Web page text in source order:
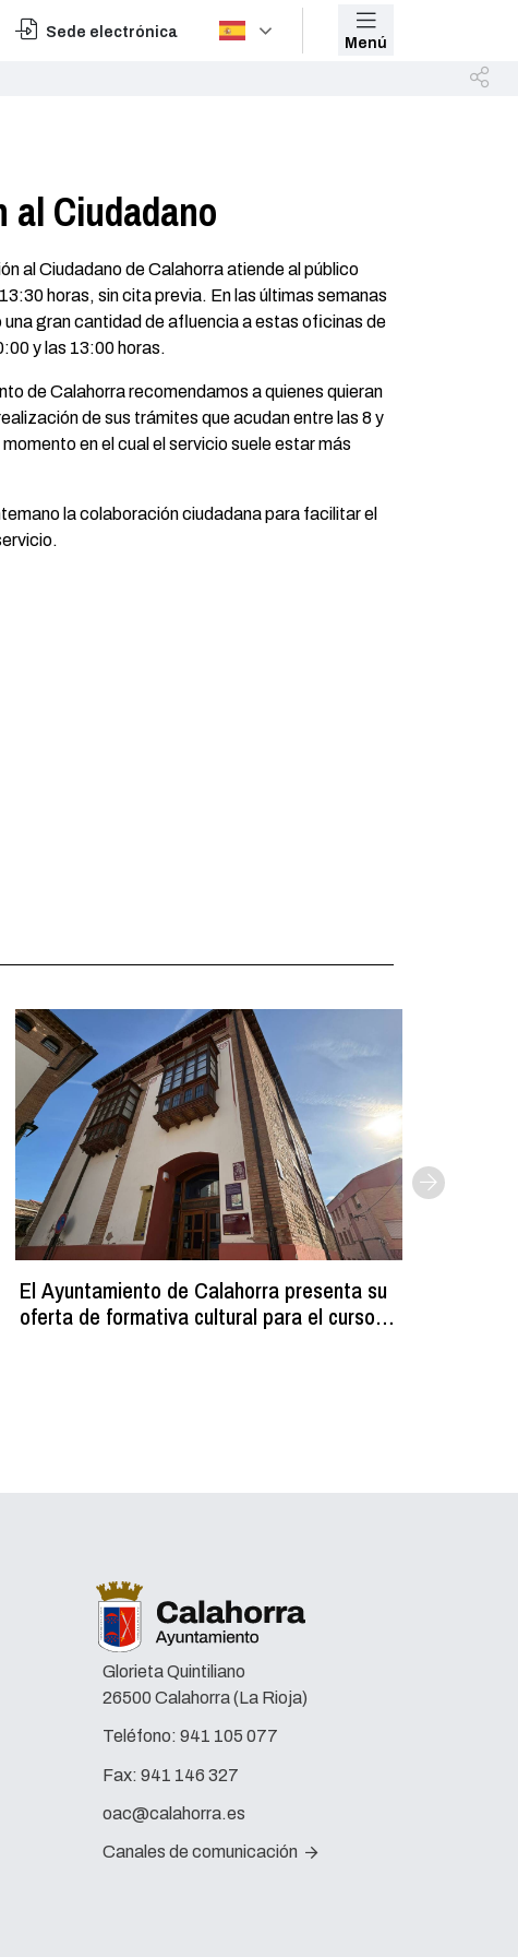
Sede electrónica
Menú
al Ciudadano
al Ciudadano de Calahorra atiende al público
horas, sin cita previa. En las últimas semanas
una gran cantidad de afluencia a estas oficinas de
y las 13:00 horas.
de Calahorra recomendamos a quienes quieran
de sus trámites que acudan entre las 8 y
momento en el cual el servicio suele estar más
la colaboración ciudadana para facilitar el
El Ayuntamiento de Calahorra presenta su
oferta de formativa cultural para el curso
Glorieta Quintiliano
26500 Calahorra (La Rioja)
Teléfono: 941 105 077
Fax: 941 146 327
oac@calahorra.es
Canales de comunicación